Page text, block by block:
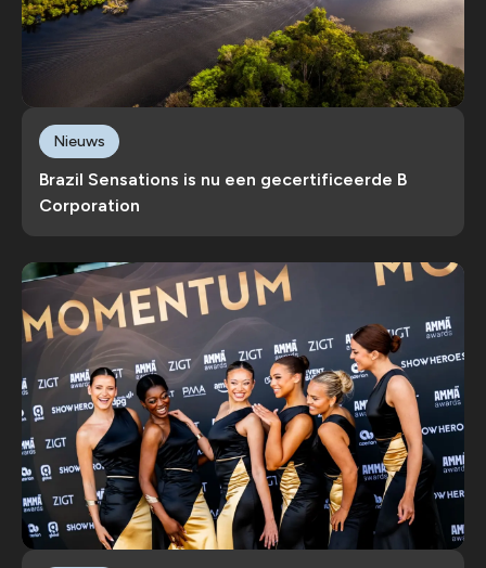
Brazil Sensations is nu een gecertificeerde B
Corporation
Nieuws